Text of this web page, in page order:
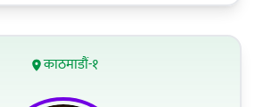
काठमाडौं-१